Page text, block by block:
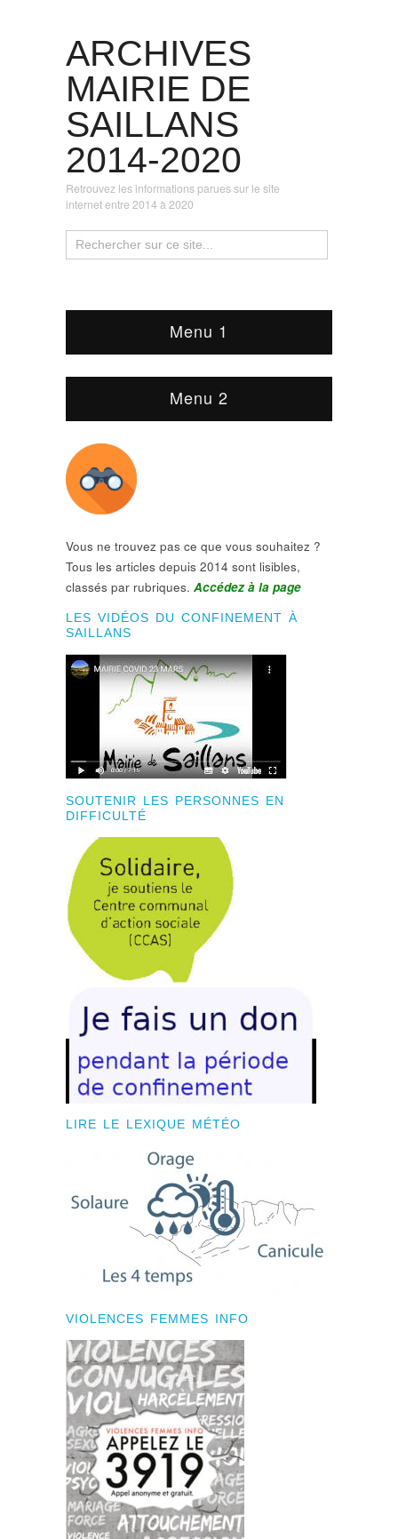
ARCHIVES
MAIRIE DE
SAILLANS
2014-2020
Retrouvez les informations parues sur le site
internet entre 2014 à 2020
Menu 1
Menu 2
Vous ne trouvez pas ce que vous souhaitez ?
Tous les articles depuis 2014 sont lisibles,
classés par rubriques. Accédez à la page
LES VIDÉOS DU CONFINEMENT À
SAILLANS
SOUTENIR LES PERSONNES EN
DIFFICULTÉ
LIRE LE LEXIQUE MÉTÉO
VIOLENCES FEMMES INFO